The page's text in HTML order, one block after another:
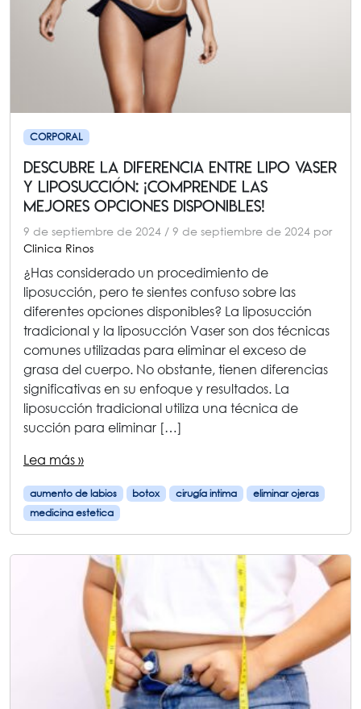
CORPORAL
Descubre la Diferencia entre Lipo Vaser
y Liposucción: ¡Comprende las
Mejores Opciones Disponibles!
9 de septiembre de 2024 / 9 de septiembre de 2024 por
Clinica Rinos
¿Has considerado un procedimiento de
liposucción, pero te sientes confuso sobre las
diferentes opciones disponibles? La liposucción
tradicional y la liposucción Vaser son dos técnicas
comunes utilizadas para eliminar el exceso de
grasa del cuerpo. No obstante, tienen diferencias
significativas en su enfoque y resultados. La
liposucción tradicional utiliza una técnica de
succión para eliminar […]
Lea más »
aumento de labios botox cirugía intima
eliminar ojeras
medicina estetica